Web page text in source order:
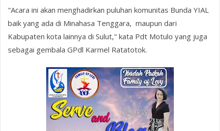
"Acara ini akan menghadirkan puluhan komunitas Bunda YIAL
baik yang ada di Minahasa Tenggara, maupun dari
Kabupaten kota lainnya di Sulut," kata Pdt Motulo yang juga
sebagai gembala GPdl Karmel Ratatotok.